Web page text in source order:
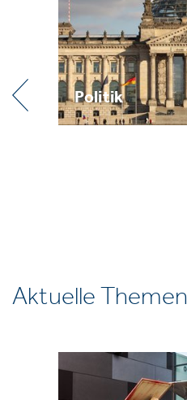
Aktuelle Themen